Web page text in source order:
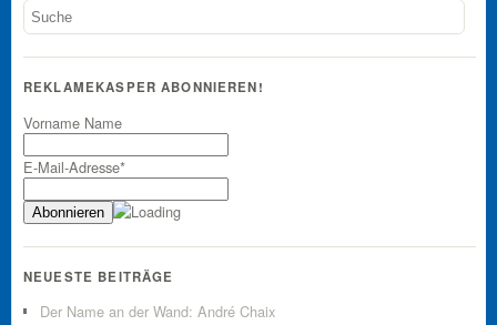
REKLAMEKASPER ABONNIEREN!
Vorname Name
E-Mail-Adresse*
NEUESTE BEITRÄGE
Der Name an der Wand: André Chaix